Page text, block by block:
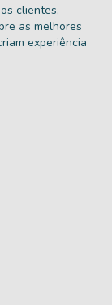
clientes,
as melhores
experiência